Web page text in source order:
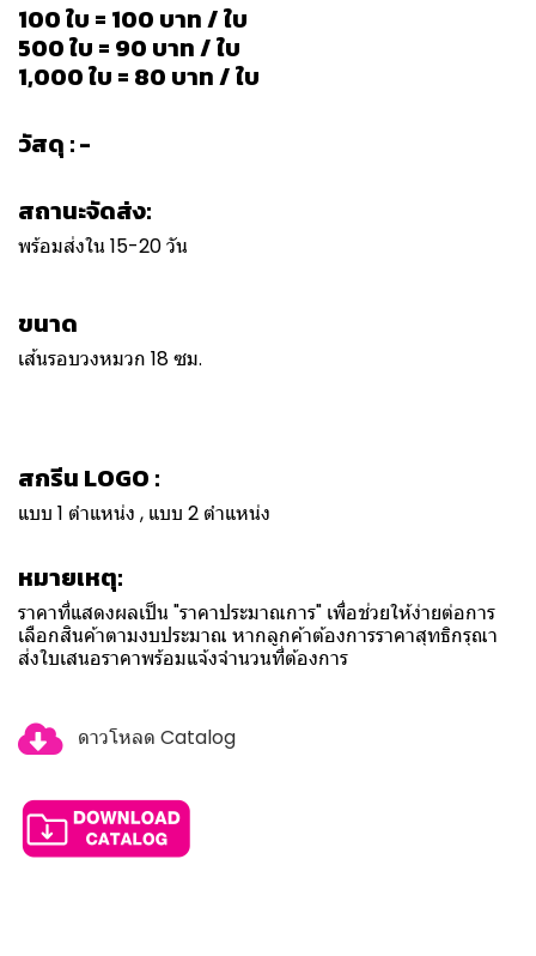
100 ใบ = 100 บาท / ใบ
500 ใบ = 90 บาท / ใบ
1,000 ใบ = 80 บาท / ใบ
วัสดุ : -
สถานะจัดส่ง:
พร้อมส่งใน 15-20 วัน
ขนาด
เส้นรอบวงหมวก 18 ซม.
สกรีน LOGO :
แบบ 1 ตำแหน่ง , แบบ 2 ตำแหน่ง
หมายเหตุ:
ราคาที่แสดงผลเป็น "ราคาประมาณการ" เพื่อช่วยให้ง่ายต่อการ
เลือกสินค้าตามงบประมาณ หากลูกค้าต้องการราคาสุทธิกรุณา
ส่งใบเสนอราคาพร้อมแจ้งจำนวนที่ต้องการ
ดาวโหลด Catalog